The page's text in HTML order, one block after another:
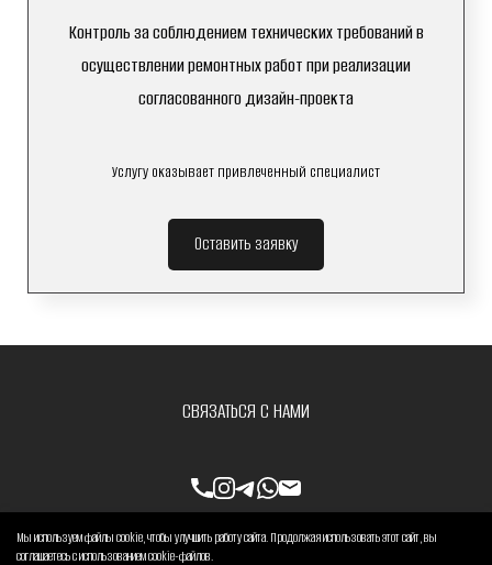
Контроль за соблюдением технических требований в
осуществлении ремонтных работ при реализации
согласованного дизайн-проекта
Услугу оказывает привлеченный специалист
Оставить заявку
СВЯЗАТЬСЯ С НАМИ
Мы используем файлы cookie, чтобы улучшить работу сайта. Продолжая использовать этот сайт, вы
соглашаетесь с использованием cookie-файлов.